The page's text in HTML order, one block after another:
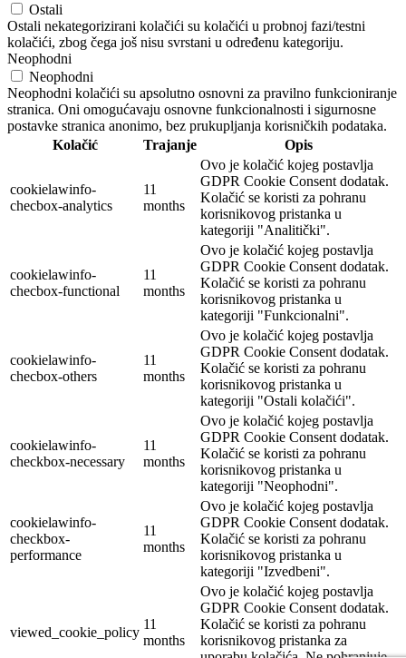
Ostali
Ostali nekategorizirani kolačići su kolačići u probnoj fazi/testni
kolačići, zbog čega još nisu svrstani u određenu kategoriju.
Neophodni
Neophodni
Neophodni kolačići su apsolutno osnovni za pravilno funkcioniranje
stranica. Oni omogućavaju osnovne funkcionalnosti i sigurnosne
postavke stranica anonimo, bez prukupljanja korisničkih podataka.
Kolačić
Trajanje Opis
cookielawinfo-
checbox-analytics
11
months
Ovo je kolačić kojeg postavlja
GDPR Cookie Consent dodatak.
Kolačić se koristi za pohranu
korisnikovog pristanka u
kategoriji "Analitički".
cookielawinfo-
checbox-functional
11
months
Ovo je kolačić kojeg postavlja
GDPR Cookie Consent dodatak.
Kolačić se koristi za pohranu
korisnikovog pristanka u
kategoriji "Funkcionalni".
cookielawinfo-
checbox-others
11
months
Ovo je kolačić kojeg postavlja
GDPR Cookie Consent dodatak.
Kolačić se koristi za pohranu
korisnikovog pristanka u
kategoriji "Ostali kolačići".
cookielawinfo-
checkbox-necessary
11
months
Ovo je kolačić kojeg postavlja
GDPR Cookie Consent dodatak.
Kolačić se koristi za pohranu
korisnikovog pristanka u
kategoriji "Neophodni".
cookielawinfo-
checkbox-
performance
11
months
Ovo je kolačić kojeg postavlja
GDPR Cookie Consent dodatak.
Kolačić se koristi za pohranu
korisnikovog pristanka u
kategoriji "Izvedbeni".
viewed_cookie_policy
11
months
Ovo je kolačić kojeg postavlja
GDPR Cookie Consent dodatak.
Kolačić se koristi za pohranu
korisnikovog pristanka za